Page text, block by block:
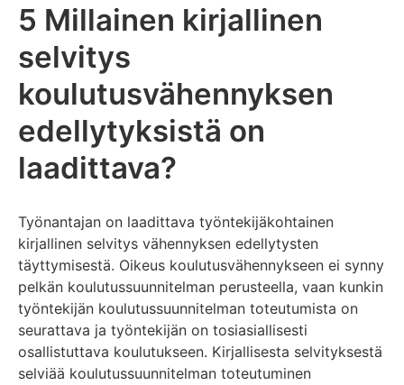
5 Millainen kirjallinen
selvitys
koulutusvähennyksen
edellytyksistä on
laadittava?
Työnantajan on laadittava työntekijäkohtainen
kirjallinen selvitys vähennyksen edellytysten
täyttymisestä. Oikeus koulutusvähennykseen ei synny
pelkän koulutussuunnitelman perusteella, vaan kunkin
työntekijän koulutussuunnitelman toteutumista on
seurattava ja työntekijän on tosiasiallisesti
osallistuttava koulutukseen. Kirjallisesta selvityksestä
selviää koulutussuunnitelman toteutuminen